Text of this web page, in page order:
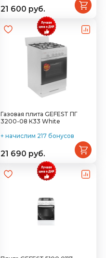
21 600 руб.
Газовая плита GEFEST ПГ
3200-08 К33 White
+ начислим 217 бонусов
21 690 руб.